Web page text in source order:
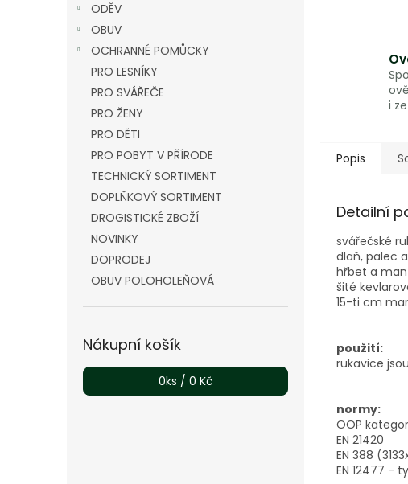
ODĚV
OBUV
OCHRANNÉ POMŮCKY
PRO LESNÍKY
PRO SVÁŘEČE
PRO ŽENY
PRO DĚTI
PRO POBYT V PŘÍRODE
TECHNICKÝ SORTIMENT
DOPLŇKOVÝ SORTIMENT
DROGISTICKÉ ZBOŽÍ
NOVINKY
DOPRODEJ
OBUV POLOHOLEŇOVÁ
Nákupní košík
0ks / 0 Kč
i
Popis
Detailní
svářečské
dlaň, palec
hřbet a
šité
15-ti cm
použití:
rukavice
normy:
OOP
EN 21420
EN 388
EN 12477 -